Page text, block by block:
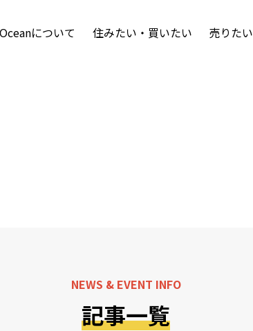
について 住みたい・買いたい 売りたい
NEWS & EVENT INFO
記事一覧